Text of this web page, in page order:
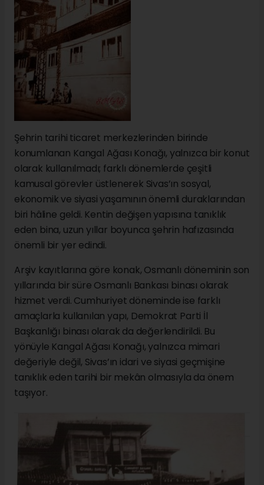
Şehrin tarihi ticaret merkezlerinden birinde
konumlanan Kangal Ağası Konağı, yalnızca bir konut
olarak kullanılmadı; farklı dönemlerde çeşitli
kamusal görevler üstlenerek Sivas’ın sosyal,
ekonomik ve siyasi yaşamının önemli duraklarından
biri hâline geldi. Kentin değişen yapısına tanıklık
eden bina, uzun yıllar boyunca şehrin hafızasında
önemli bir yer edindi.
Arşiv kayıtlarına göre konak, Osmanlı döneminin son
yıllarında bir süre Osmanlı Bankası binası olarak
hizmet verdi. Cumhuriyet döneminde ise farklı
amaçlarla kullanılan yapı, Demokrat Parti İl
Başkanlığı binası olarak da değerlendirildi. Bu
yönüyle Kangal Ağası Konağı, yalnızca mimari
değeriyle değil, Sivas’ın idari ve siyasi geçmişine
tanıklık eden tarihi bir mekân olmasıyla da önem
taşıyor.